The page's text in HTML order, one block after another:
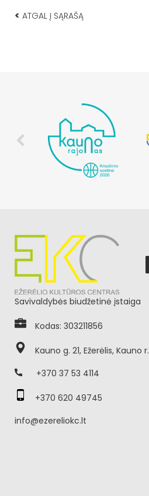
< ATGAL Į SĄRAŠĄ
Savivaldybės biudžetinė įstaiga
Kodas: 303211856
Kauno g. 21, Ežerėlis, Kauno r.
+370 37 53 4114
+370 620 49745
info@ezereliokc.lt